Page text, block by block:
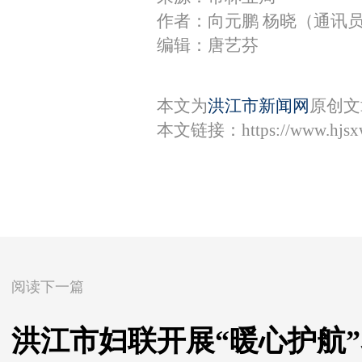
作者：向元鹏 杨晓（通讯
编辑：唐艺芬
本文为洪江市新闻网 原创
本文链接： https://
阅读下一篇
洪江市妇联开展“暖心护航